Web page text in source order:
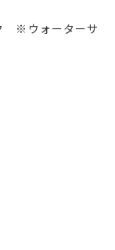
　※ウォーターサ